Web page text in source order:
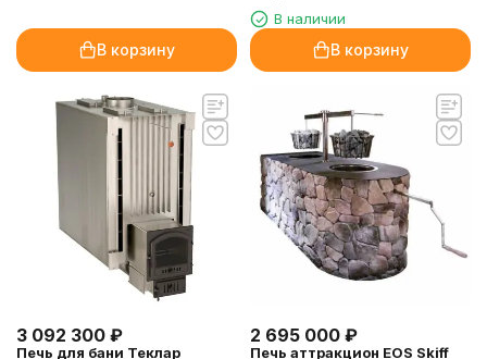
В корзину
LOCK)В наличии
В корзину
3 092 300 ₽
Печь для бани Теклар
2 695 000 ₽
Печь аттракцион EOS Skiff